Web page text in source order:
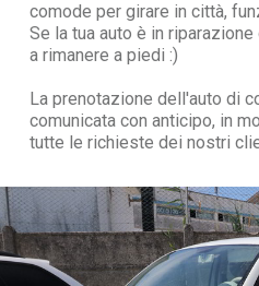
comode per girare in città,
Se la tua auto è in
a rimanere a piedi :)
La prenotazione dell'auto di
comunicata con anticipo, in
tutte le richieste dei nostri